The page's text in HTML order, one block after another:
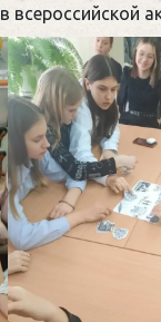
всероссийской